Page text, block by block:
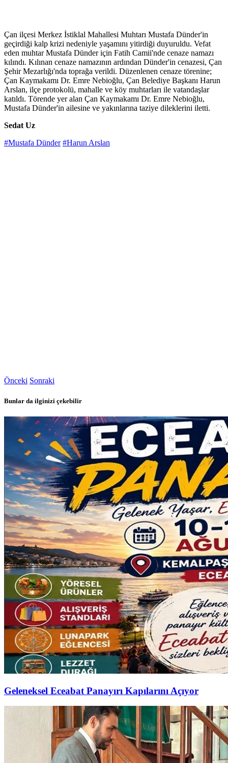
Çan ilçesi Merkez İstiklal Mahallesi Muhtarı Mustafa Dünder'in
geçirdiği kalp krizi nedeniyle yaşamını yitirdiği duyuruldu. Vefat
eden muhtar Mustafa Dünder için Fatih Camii'nde cenaze namazı
kılındı. Kılınan cenaze namazının ardından Dünder'in cenazesi, Çan
Şehir Mezarlığı'nda toprağa verildi. Düzenlenen cenaze törenine;
Çan Kaymakamı Dr. Emre Nebioğlu, Çan Belediye Başkanı Harun
Arslan, ilçe protokolü, mahalle ve köy muhtarları ile vatandaşlar
katıldı. Törende yer alan Çan Kaymakamı Dr. Emre Nebioğlu,
Mustafa Dünder'in ailesine ve yakınlarına taziye dileklerini iletti.
Sedat Uz
#Mustafa Dünder #Harun Arslan
Önceki Sonraki
Bunlar da ilginizi çekebilir
Geleneksel Eceabat Panayırı Kapılarını Açıyor